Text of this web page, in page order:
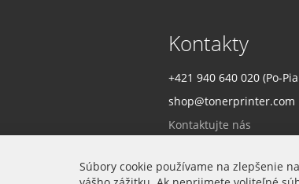
Kontakty
+421 940 640 020 (Po-
shop@tonerprinter.com
Kontaktujte nás
Súbory cookie používame na zlepšenie